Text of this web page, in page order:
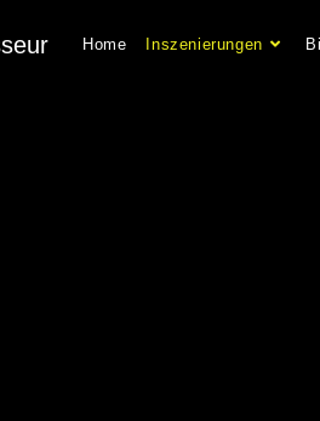
Home Inszenierungen